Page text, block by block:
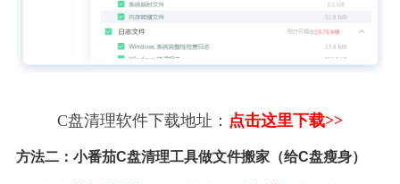
C盘清理软件下载地址： 点击这里下载>>
方法二：小番茄C盘清理工具做文件搬家（给C盘瘦身）